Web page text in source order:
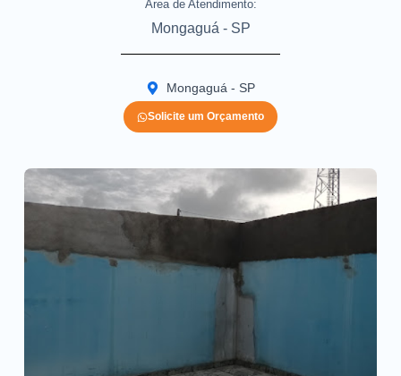
Area de Atendimento:
Mongaguá - SP
Mongaguá - SP
Solicite um Orçamento